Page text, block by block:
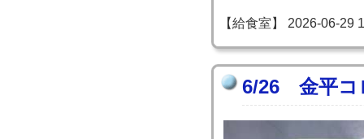
【給食室】 2026-06-29
6/26 金平コ